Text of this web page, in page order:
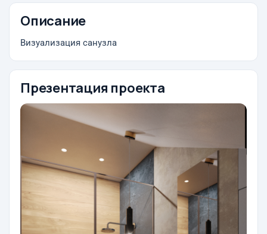
Описание
Визуализация санузла
Презентация проекта